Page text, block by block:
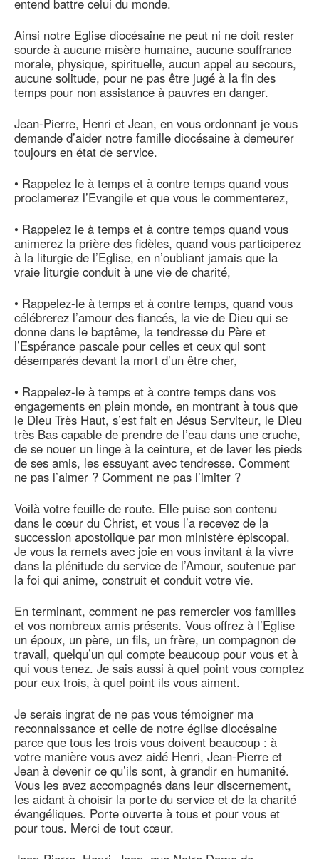
entend battre celui du monde.
Ainsi notre Eglise diocésaine ne peut ni ne doit rester
sourde à aucune misère humaine, aucune souffrance
morale, physique, spirituelle, aucun appel au secours,
aucune solitude, pour ne pas être jugé à la fin des
temps pour non assistance à pauvres en danger.
Jean-Pierre, Henri et Jean, en vous ordonnant je vous
demande d’aider notre famille diocésaine à demeurer
toujours en état de service.
• Rappelez le à temps et à contre temps quand vous
proclamerez l’Evangile et que vous le commenterez,
• Rappelez le à temps et à contre temps quand vous
animerez la prière des fidèles, quand vous participerez
à la liturgie de l’Eglise, en n’oubliant jamais que la
vraie liturgie conduit à une vie de charité,
• Rappelez-le à temps et à contre temps, quand vous
célébrerez l’amour des fiancés, la vie de Dieu qui se
donne dans le baptême, la tendresse du Père et
l’Espérance pascale pour celles et ceux qui sont
désemparés devant la mort d’un être cher,
• Rappelez-le à temps et à contre temps dans vos
engagements en plein monde, en montrant à tous que
le Dieu Très Haut, s’est fait en Jésus Serviteur, le Dieu
très Bas capable de prendre de l’eau dans une cruche,
de se nouer un linge à la ceinture, et de laver les pieds
de ses amis, les essuyant avec tendresse. Comment
ne pas l’aimer ? Comment ne pas l’imiter ?
Voilà votre feuille de route. Elle puise son contenu
dans le cœur du Christ, et vous l’a recevez de la
succession apostolique par mon ministère épiscopal.
Je vous la remets avec joie en vous invitant à la vivre
dans la plénitude du service de l’Amour, soutenue par
la foi qui anime, construit et conduit votre vie.
En terminant, comment ne pas remercier vos familles
et vos nombreux amis présents. Vous offrez à l’Eglise
un époux, un père, un fils, un frère, un compagnon de
travail, quelqu’un qui compte beaucoup pour vous et à
qui vous tenez. Je sais aussi à quel point vous comptez
pour eux trois, à quel point ils vous aiment.
Je serais ingrat de ne pas vous témoigner ma
reconnaissance et celle de notre église diocésaine
parce que tous les trois vous doivent beaucoup : à
votre manière vous avez aidé Henri, Jean-Pierre et
Jean à devenir ce qu’ils sont, à grandir en humanité.
Vous les avez accompagnés dans leur discernement,
les aidant à choisir la porte du service et de la charité
évangéliques. Porte ouverte à tous et pour vous et
pour tous. Merci de tout cœur.